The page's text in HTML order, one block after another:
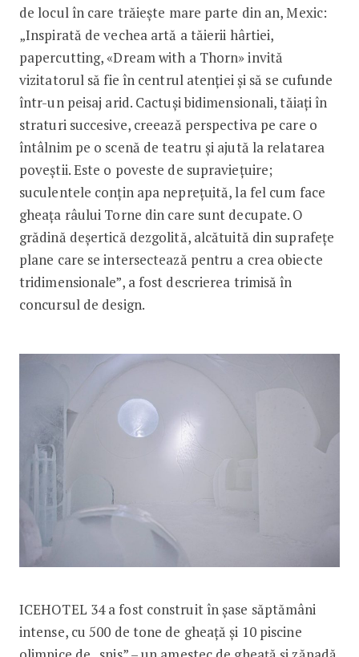
de locul în care trăiește mare parte din an, Mexic:
„Inspirată de vechea artă a tăierii hârtiei,
papercutting, «Dream with a Thorn» invită
vizitatorul să fie în centrul atenției și să se cufunde
într-un peisaj arid. Cactuși bidimensionali, tăiați în
straturi succesive, creează perspectiva pe care o
întâlnim pe o scenă de teatru și ajută la relatarea
poveștii. Este o poveste de supraviețuire;
suculentele conțin apa neprețuită, la fel cum face
gheața râului Torne din care sunt decupate. O
grădină deșertică dezgolită, alcătuită din suprafețe
plane care se intersectează pentru a crea obiecte
tridimensionale”, a fost descrierea trimisă în
concursul de design.
ICEHOTEL 34 a fost construit în șase săptămâni
intense, cu 500 de tone de gheață și 10 piscine